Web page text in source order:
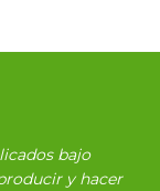
bajo
y hacer